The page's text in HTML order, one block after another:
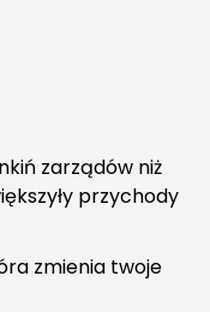
zarządów niż
przychody
zmienia twoje